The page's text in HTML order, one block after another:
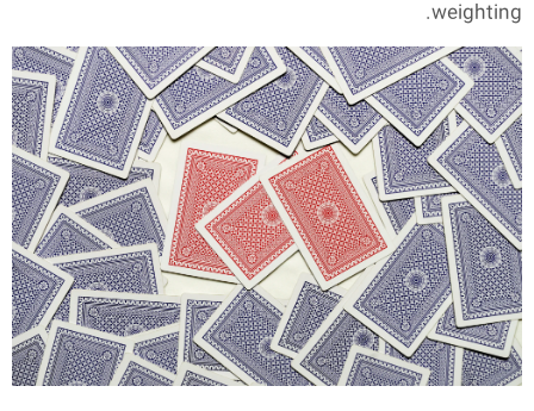
weighting.